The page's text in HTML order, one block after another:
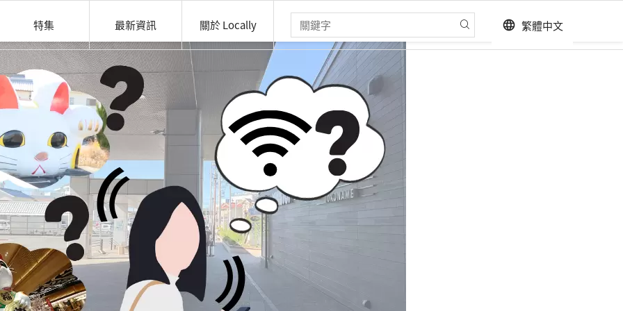
特集 最新資訊 關於 Locally language 繁體中文